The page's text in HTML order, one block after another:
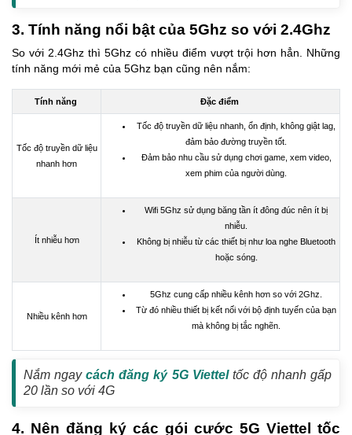
3. Tính năng nổi bật của 5Ghz so với 2.4Ghz
So với 2.4Ghz thì 5Ghz có nhiều điểm vượt trội hơn hẳn. Những
tính năng mới mẻ của 5Ghz bạn cũng nên nắm:
Tính năng Đặc điểm
Tốc độ truyền dữ liệu
nhanh hơn
Tốc độ truyền dữ liệu nhanh, ổn định, không giật lag,
đảm bảo đường truyền tốt.
Đảm bảo nhu cầu sử dụng chơi game, xem video,
xem phim của người dùng.
Ít nhiễu hơn
Wifi 5Ghz sử dụng băng tần ít đông đúc nên ít bị
nhiễu.
Không bị nhiễu từ các thiết bị như loa nghe Bluetooth
hoặc sóng.
Nhiều kênh hơn
5Ghz cung cấp nhiều kênh hơn so với 2Ghz.
Từ đó nhiều thiết bị kết nối với bộ định tuyến của bạn
mà không bị tắc nghẽn.
Nắm ngaycách đăng ký 5G Vietteltốc độ nhanh gấp
20 lần so với 4G
4. Nên đăng ký các gói cước 5G Viettel tốc